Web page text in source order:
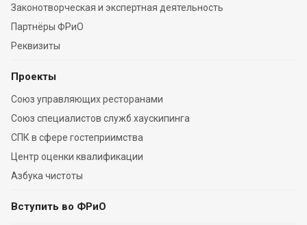
Законотворческая и экспертная деятельность
Партнёры ФРиО
Реквизиты
Проекты
Союз управляющих ресторанами
Союз специалистов служб хаускипинга
СПК в сфере гостеприимства
Центр оценки квалификации
Азбука чистоты
Вступить во ФРиО